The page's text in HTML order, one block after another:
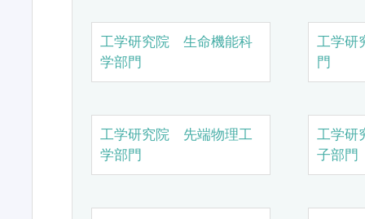
工学研究院 生命機能科
学部門
工学研
門
工学研究院 先端物理工
学部門
工学研
子部門